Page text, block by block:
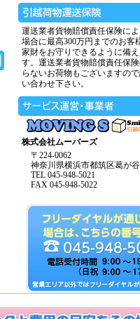
運送業者貨物賠償責任保険に
場合に最高300万円までのお客
家財をお守りできるように備
す。運送業者貨物賠償責任保
らないお荷物もございますの
い合わせ下さい。
株式会社ムーバーズ
〒224-0062
神奈川県横浜市都筑区葛が
TEL 045-948-5021
FAX 045-948-5022